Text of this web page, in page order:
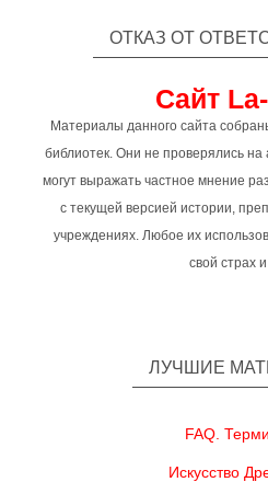
ОТКАЗ ОТ
Сайт
Материалы данного сайта
библиотек. Они не проверялись на
могут выражать частное мнение
с текущей версией истории,
учреждениях. Любое их
свой страх и
ЛУЧШИЕ
FAQ.
Искусство